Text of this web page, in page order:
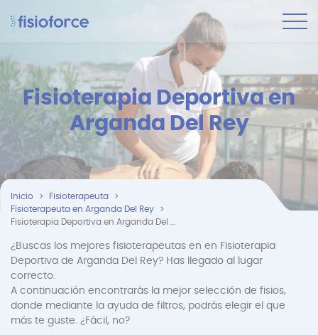
Fisioterapia Deportiva en
Arganda Del Rey
Inicio
Fisioterapeuta
Fisioterapeuta en Arganda Del Rey
¿Buscas los mejores fisioterapeutas en en Fisioterapia
Deportiva de Arganda Del Rey? Has llegado al lugar
correcto.
A continuación encontrarás la mejor selección de fisios,
donde mediante la ayuda de filtros, podrás elegir el que
más te guste. ¿Fácil, no?